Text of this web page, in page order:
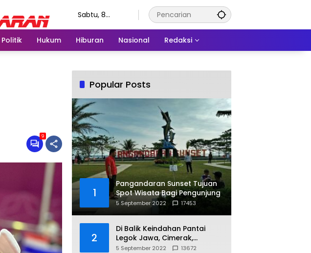
Sabtu, 8
Politik Hukum Hiburan Nasional Redaksi
9
Popular Posts
1
Pangandaran Sunset Tujuan
Spot Wisata Bagi Pengunjung
5 September 2022 17453
2
Di Balik Keindahan Pantai
Legok Jawa, Cimerak,
Pangandaran
5 September 2022 13672